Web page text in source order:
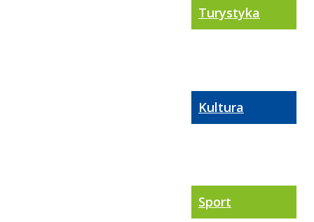
Turystyka
Kultura
Sport